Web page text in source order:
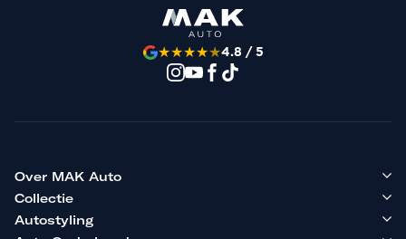
★★★★★4.8 / 5
Over MAK Auto
Collectie
Autostyling